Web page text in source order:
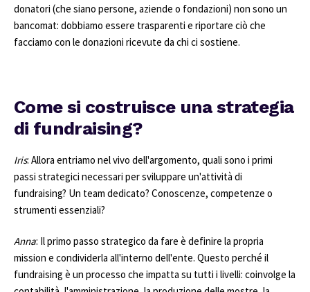
donatori (che siano persone, aziende o fondazioni) non sono un
bancomat: dobbiamo essere trasparenti e riportare ciò che
facciamo con le donazioni ricevute da chi ci sostiene.
Come si costruisce una strategia
di fundraising?
Iris: Allora entriamo nel vivo dell'argomento, quali sono i primi
passi strategici necessari per sviluppare un'attività di
fundraising? Un team dedicato? Conoscenze, competenze o
strumenti essenziali?
Anna: Il primo passo strategico da fare è definire la propria
mission e condividerla all'interno dell'ente. Questo perché il
fundraising è un processo che impatta su tutti i livelli: coinvolge la